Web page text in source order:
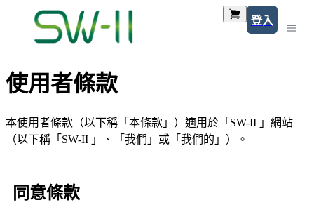
登入
使用者條款
本使用者條款（以下稱「本條款」）適用於「SW-II 」網站
（以下稱「SW-II 」、「我們」或「我們的」）。
同意條款